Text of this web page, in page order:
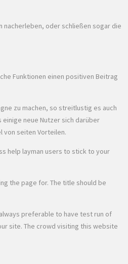
nacherleben, oder schließen sogar die
Funktionen einen positiven Beitrag
zu machen, so streitlustig es auch
einige neue Nutzer sich darüber
von seiten Vorteilen.
help layman users to stick to your
the page for. The title should be
preferable to have test run of
site. The crowd visiting this website